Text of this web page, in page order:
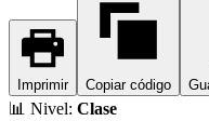
Imprimir Copiar código
📊 Nivel: Clase